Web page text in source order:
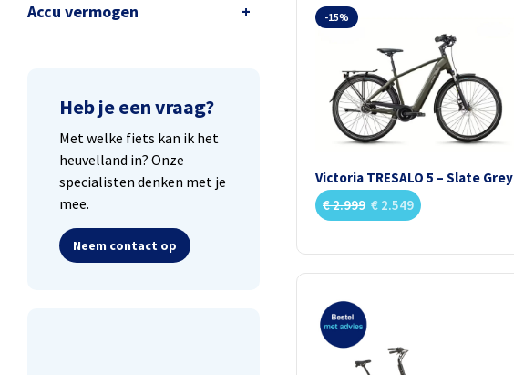
Accu vermogen
Heb je een vraag?
Met welke fiets kan ik het
heuvelland in? Onze
specialisten denken met je
mee.
Neem contact op
-15%
Victoria TRESALO 5 – Slate Grey
€2.999 € 2.549